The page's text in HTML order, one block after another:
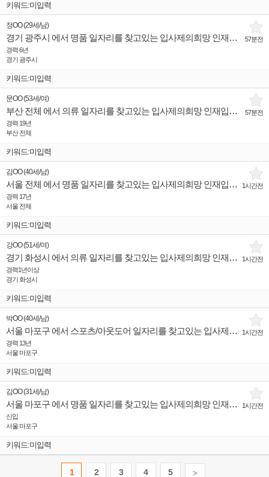
키워드:미입력
57분전
정OO(29세 /남)
경기 광주시 에서 명품 일자리를 찾고있는 입사제의희망 인재입니다.
경력 6년
경기 광주시
키워드:미입력
57분전
문OO(53세 /여)
부산 전체 에서 의류 일자리를 찾고있는 입사제의희망 인재입니다.
경력 19년
부산 전체
키워드:미입력
1시간전
김OO(40세 /남)
서울 전체 에서 명품 일자리를 찾고있는 입사제의희망 인재입니다.
경력 17년
서울 전체
키워드:미입력
1시간전
강OO(51세 /여)
경기 화성시 에서 의류 일자리를 찾고있는 입사제의희망 인재입니다.
경력1년이상
경기 화성시
키워드:미입력
1시간전
박OO(40세 /남)
서울 마포구 에서 스포츠/아웃도어 일자리를 찾고있는 입사제의희망 인재입니다.
경력 13년
서울 마포구
키워드:미입력
1시간전
김OO(31세 /남)
서울 마포구 에서 명품 일자리를 찾고있는 입사제의희망 인재입니다.
신입
서울 마포구
키워드:미입력
1 2 3 4 5 >